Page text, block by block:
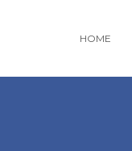
HOME